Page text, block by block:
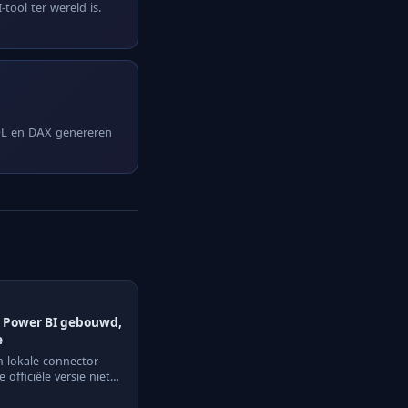
tool ter wereld is.
en DAX genereren
BI gebouwd,
lokale connector
officiële versie niet